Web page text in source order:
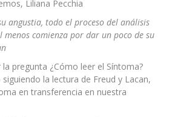
Liliana Pecchia
angustia, todo el proceso del análisis
menos comienza por dar un poco de su
pregunta ¿Cómo leer el Síntoma?
la lectura de Freud y Lacan,
en transferencia en nuestra